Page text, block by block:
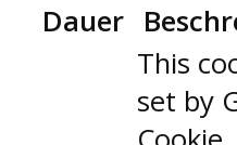
Dauer
This
set by